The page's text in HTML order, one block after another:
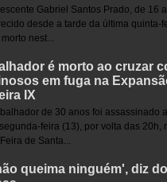
Gabriel Santos Prado, de 16
desde a tarde da última quinta-
nest...
é morto ao cruzar
em fuga na
IX
de 30 anos foi assassinado a
feira (13), por volta das 20h,
de Santa...
queima ninguém', diz